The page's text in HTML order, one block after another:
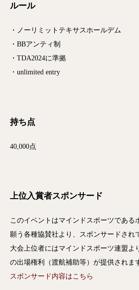
ルール
・ノーリミットテキサスホールデム
・BBアンティ制
・TDA2024に準拠
・unlimited entry
持ち点
40,000点
上位入賞者スポンサード
このイベントはマインドスポーツである
願う各種協賛社より、スポンサードされ
大会上位者にはマインドスポーツ連盟よ
の出場権利（渡航補助等）が提供されま
スポンサード内容はこちら